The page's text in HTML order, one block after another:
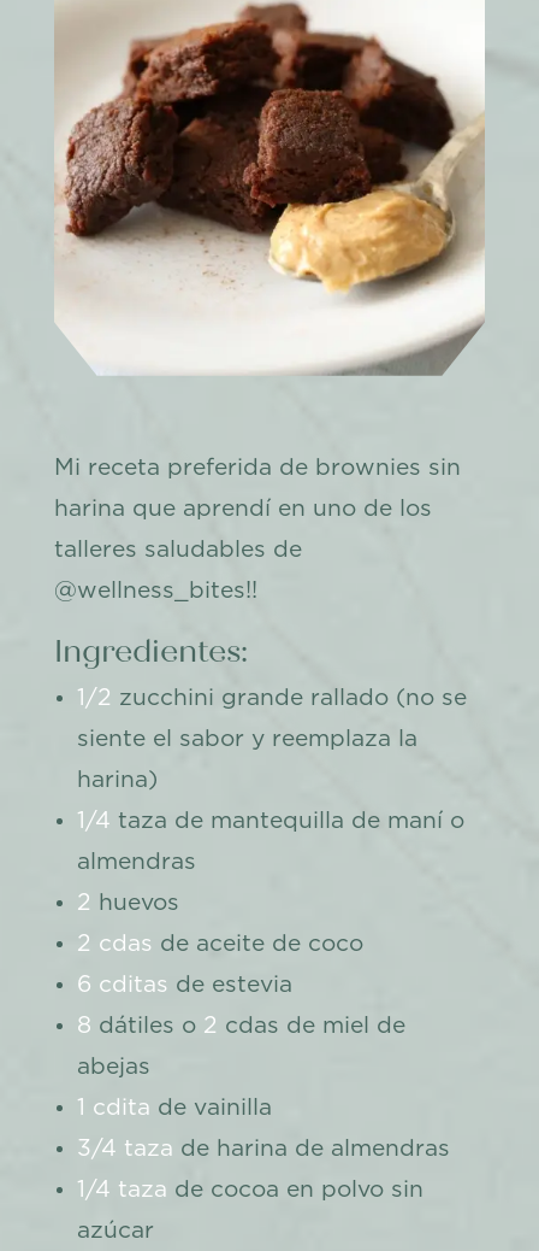
Mi receta preferida de brownies sin
harina que aprendí en uno de los
talleres saludables de
@wellness_bites!!
Ingredientes:
1/2 zucchini grande rallado (no se
siente el sabor y reemplaza la
harina)
1/4 taza de mantequilla de maní o
almendras
2 huevos
2 cdas de aceite de coco
6 cditas de estevia
8 dátiles o 2 cdas de miel de
abejas
1 cdita de vainilla
3/4 taza de harina de almendras
1/4 taza de cocoa en polvo sin
azúcar